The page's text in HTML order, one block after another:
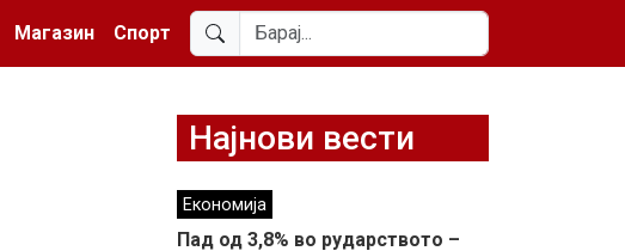
Магазин Спорт
Најнови вести
Економија
Пад од 3,8% во рударството –